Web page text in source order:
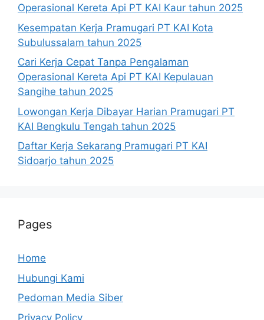
Operasional Kereta Api PT KAI Kaur tahun 2025
Kesempatan Kerja Pramugari PT KAI Kota
Subulussalam tahun 2025
Cari Kerja Cepat Tanpa Pengalaman
Operasional Kereta Api PT KAI Kepulauan
Sangihe tahun 2025
Lowongan Kerja Dibayar Harian Pramugari PT
KAI Bengkulu Tengah tahun 2025
Daftar Kerja Sekarang Pramugari PT KAI
Sidoarjo tahun 2025
Pages
Home
Hubungi Kami
Pedoman Media Siber
Privacy Policy